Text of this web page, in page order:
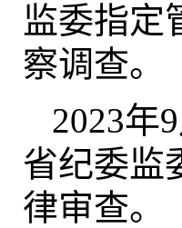
监委指定
察调查。
2023年
省纪委监
律审查。